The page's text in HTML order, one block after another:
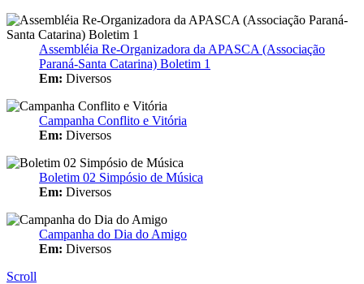
Assembléia Re-Organizadora da APASCA (Associação
Paraná-Santa Catarina) Boletim 1
Em: Diversos
Campanha Conflito e Vitória
Em: Diversos
Boletim 02 Simpósio de Música
Em: Diversos
Campanha do Dia do Amigo
Em: Diversos
Scroll